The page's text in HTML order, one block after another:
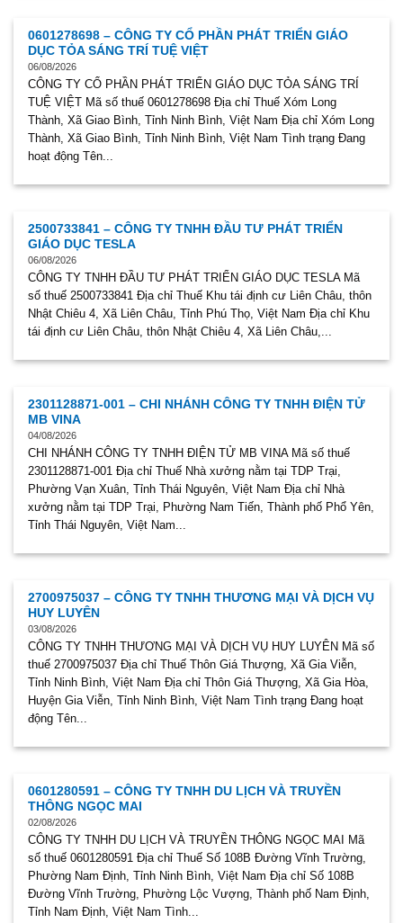
0601278698 – CÔNG TY CỔ PHẦN PHÁT TRIỂN GIÁO
DỤC TỎA SÁNG TRÍ TUỆ VIỆT
06/08/2026
CÔNG TY CỔ PHẦN PHÁT TRIỂN GIÁO DỤC TỎA SÁNG TRÍ
TUỆ VIỆT Mã số thuế 0601278698 Địa chỉ Thuế Xóm Long
Thành, Xã Giao Bình, Tỉnh Ninh Bình, Việt Nam Địa chỉ Xóm Long
Thành, Xã Giao Bình, Tỉnh Ninh Bình, Việt Nam Tình trạng Đang
hoạt động Tên...
2500733841 – CÔNG TY TNHH ĐẦU TƯ PHÁT TRIỂN
GIÁO DỤC TESLA
06/08/2026
CÔNG TY TNHH ĐẦU TƯ PHÁT TRIỂN GIÁO DỤC TESLA Mã
số thuế 2500733841 Địa chỉ Thuế Khu tái định cư Liên Châu, thôn
Nhật Chiêu 4, Xã Liên Châu, Tỉnh Phú Thọ, Việt Nam Địa chỉ Khu
tái định cư Liên Châu, thôn Nhật Chiêu 4, Xã Liên Châu,...
2301128871-001 – CHI NHÁNH CÔNG TY TNHH ĐIỆN TỬ
MB VINA
04/08/2026
CHI NHÁNH CÔNG TY TNHH ĐIỆN TỬ MB VINA Mã số thuế
2301128871-001 Địa chỉ Thuế Nhà xưởng nằm tại TDP Trại,
Phường Vạn Xuân, Tỉnh Thái Nguyên, Việt Nam Địa chỉ Nhà
xưởng nằm tại TDP Trại, Phường Nam Tiến, Thành phố Phổ Yên,
Tỉnh Thái Nguyên, Việt Nam...
2700975037 – CÔNG TY TNHH THƯƠNG MẠI VÀ DỊCH VỤ
HUY LUYÊN
03/08/2026
CÔNG TY TNHH THƯƠNG MẠI VÀ DỊCH VỤ HUY LUYÊN Mã số
thuế 2700975037 Địa chỉ Thuế Thôn Giá Thượng, Xã Gia Viễn,
Tỉnh Ninh Bình, Việt Nam Địa chỉ Thôn Giá Thượng, Xã Gia Hòa,
Huyện Gia Viễn, Tỉnh Ninh Bình, Việt Nam Tình trạng Đang hoạt
động Tên...
0601280591 – CÔNG TY TNHH DU LỊCH VÀ TRUYỀN
THÔNG NGỌC MAI
02/08/2026
CÔNG TY TNHH DU LỊCH VÀ TRUYỀN THÔNG NGỌC MAI Mã
số thuế 0601280591 Địa chỉ Thuế Số 108B Đường Vĩnh Trường,
Phường Nam Định, Tỉnh Ninh Bình, Việt Nam Địa chỉ Số 108B
Đường Vĩnh Trường, Phường Lộc Vượng, Thành phố Nam Định,
Tỉnh Nam Định, Việt Nam Tình...